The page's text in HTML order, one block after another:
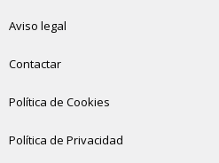
Aviso legal
Contactar
Política de Cookies
Política de Privacidad